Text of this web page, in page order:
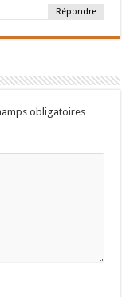
Répondre
obligatoires